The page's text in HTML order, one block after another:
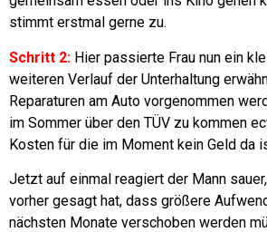
stimmt erstmal gerne zu.
Schritt 2: Hier passierte Frau nun ein
weiteren Verlauf der Unterhaltung
Reparaturen am Auto vorgenommen
im Sommer über den TÜV zu kommen
Kosten für die im Moment kein Geld da
Jetzt auf einmal reagiert der Mann
vorher gesagt hat, dass größere
nächsten Monate verschoben werden